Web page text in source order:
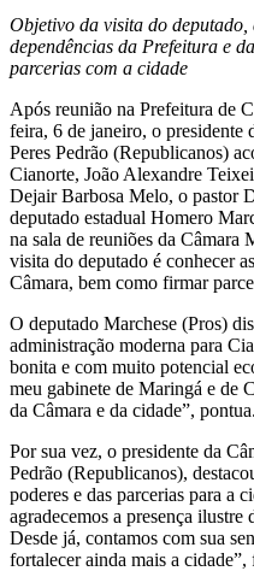
Objetivo da visita do
dependências da Prefeitura e
parcerias com a cidade
Após reunião na Prefeitura de
feira, 6 de janeiro, o
Peres Pedrão (Republicanos)
Cianorte, João Alexandre
Dejair Barbosa Melo, o pastor
deputado estadual Homero
na sala de reuniões da
visita do deputado é conhecer
Câmara, bem como firmar
O deputado Marchese (Pros)
administração moderna para
bonita e com muito potencial
meu gabinete de Maringá e de
da Câmara e da cidade”, pontua.
Por sua vez, o presidente da
Pedrão (Republicanos),
poderes e das parcerias para a
agradecemos a presença
Desde já, contamos com sua
fortalecer ainda mais a cidade”,